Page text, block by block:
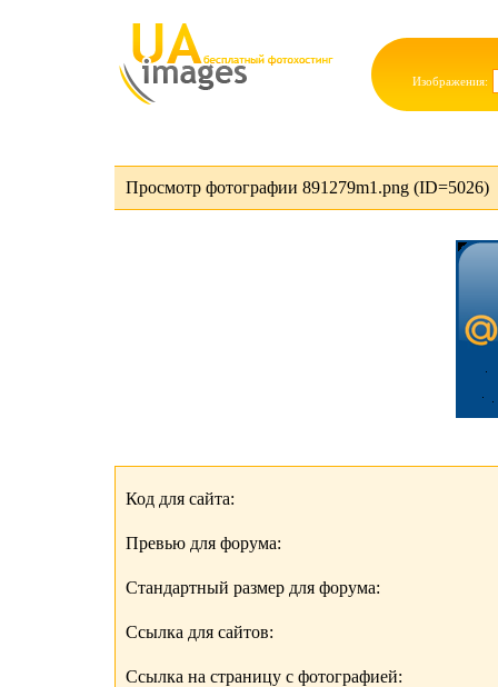
Изображения:
Просмотр фотографии 891279m1.png (ID=5026)
Код для сайта:
Превью для форума:
Стандартный размер для форума:
Ссылка для сайтов:
Ссылка на страницу с фотографией: